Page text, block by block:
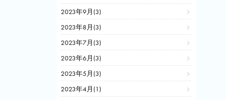
2023年9月(3)
2023年8月(3)
2023年7月(3)
2023年6月(3)
2023年5月(3)
2023年4月(1)